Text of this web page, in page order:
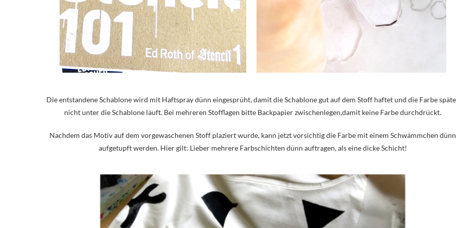
Die entstandene Schablone wird mit Haftspray dünn eingesprüht, damit die Schablone gut auf dem Stoff haftet und die Farbe
nicht unter die Schablone läuft. Bei mehreren Stofflagen bitte Backpapier zwischenlegen,damit keine Farbe durchdrückt.
Nachdem das Motiv auf dem vorgewaschenen Stoff plaziert wurde, kann jetzt vorsichtig die Farbe mit einem Schwämmchen dünn
aufgetupft werden. Hier gilt: Lieber mehrere Farbschichten dünn auftragen, als eine dicke Schicht!